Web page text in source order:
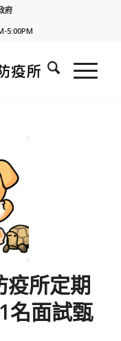
府
5:00PM
疫所定期
名面試甄